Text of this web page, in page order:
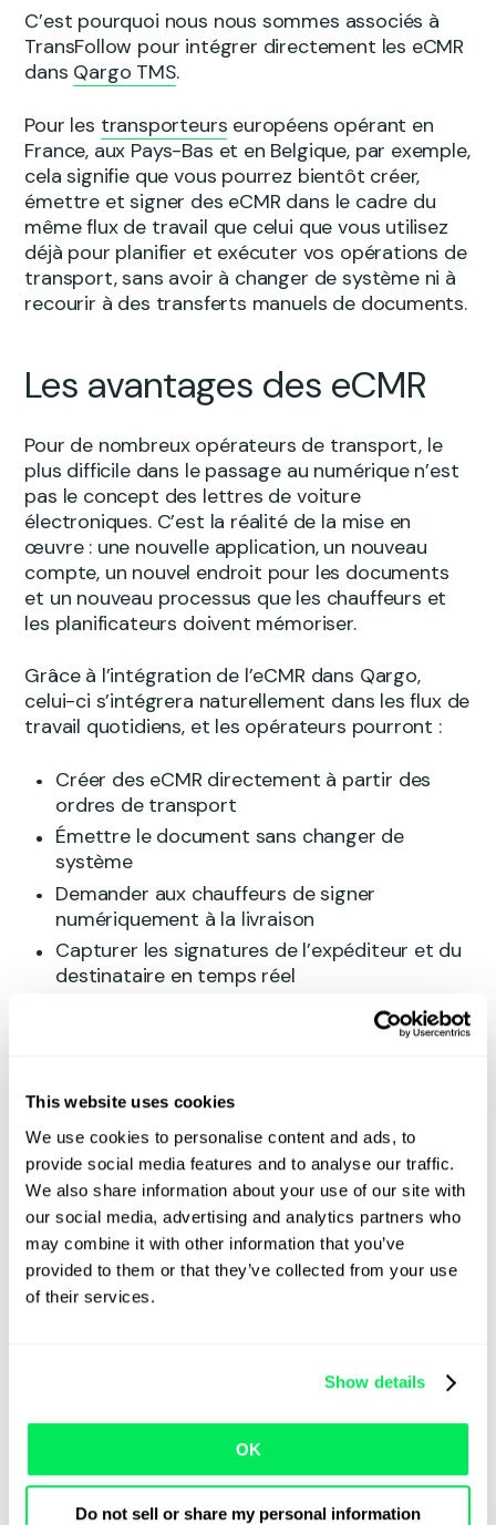
This website uses cookies
We use cookies to personalise content and ads, to
provide social media features and to analyse our traffic.
We also share information about your use of our site with
our social media, advertising and analytics partners who
may combine it with other information that you’ve
provided to them or that they’ve collected from your use
of their services.
Show details
OK
Do not sell or share my personal information
C’est pourquoi nous nous sommes associés à
TransFollow pour intégrer directement les eCMR
dans Qargo TMS.
Pour les transporteurs européens opérant en
France, aux Pays-Bas et en Belgique, par exemple,
cela signifie que vous pourrez bientôt créer,
émettre et signer des eCMR dans le cadre du
même flux de travail que celui que vous utilisez
déjà pour planifier et exécuter vos opérations de
transport, sans avoir à changer de système ni à
recourir à des transferts manuels de documents.
Les avantages des eCMR
Pour de nombreux opérateurs de transport, le
plus difficile dans le passage au numérique n’est
pas le concept des lettres de voiture
électroniques. C’est la réalité de la mise en
œuvre : une nouvelle application, un nouveau
compte, un nouvel endroit pour les documents
et un nouveau processus que les chauffeurs et
les planificateurs doivent mémoriser.
Grâce à l’intégration de l’eCMR dans Qargo,
celui-ci s’intégrera naturellement dans les flux de
travail quotidiens, et les opérateurs pourront :
Créer des eCMR directement à partir des
ordres de transport
Émettre le document sans changer de
système
Demander aux chauffeurs de signer
numériquement à la livraison
Capturer les signatures de l’expéditeur et du
destinataire en temps réel
documents eCMR signés en fonction de
Éliminer les retards entre la livraison et la
facturation
Au fur et à mesure du déploiement, nous vous
communiquerons plus de détails sur les étapes
précises et la disponibilité par pays et par
configuration client.
plus importants que jamais
La documentation numérique s’accélère dans
toute l’Europe.